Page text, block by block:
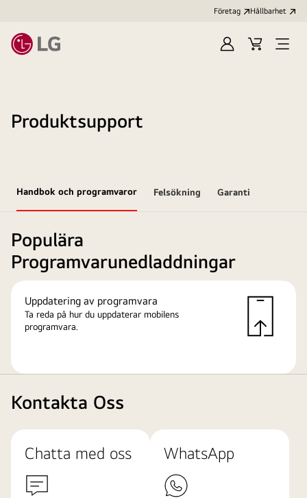
Företag Hållbarhet
LoggaKundvagn
Produktsupport
Handbok och programvaror Felsökning Garanti
Populära
Programvarunedladdningar
Uppdatering av programvara
Ta reda på hur du uppdaterar mobilens
programvara.
Kontakta Oss
Chatta med oss WhatsApp